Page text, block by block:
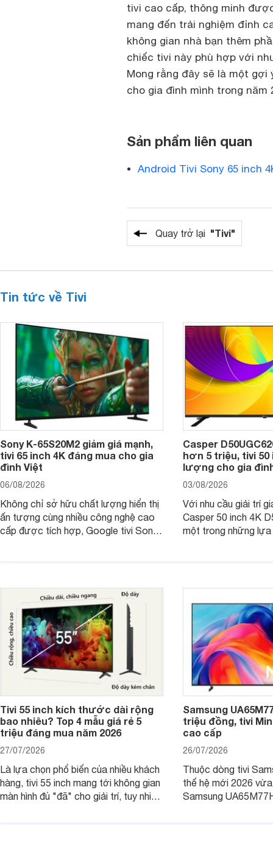
tivi cao cấp, thông minh
mang đến trải nghiệm đỉnh
không gian nhà bạn thêm
chiếc tivi này phù hợp với
Mong rằng đây sẽ là một
cho gia đình mình trong năm
Sản phẩm liên quan
Android Tivi Sony 65 inch
Quay trở lại "Tivi"
Tin tức về Tivi
Sony K-65S20M2 giảm giá mạnh,
tivi 65 inch 4K đáng mua cho gia
đình Việt
06/08/2026
Không chỉ sở hữu chất lượng hiển thị
ấn tượng cùng nhiều công nghệ cao
cấp được tích hợp, Google tivi Sony
Casper
hơn 5 triệu, tivi 50
lượng cho gia
03/08/2026
Với nhu cầu giải trí
Casper 50 inch 4K
một trong những lựa
Tivi 55 inch kích thước dài rộng
bao nhiêu? Top 4 mẫu giá rẻ 5
triệu đáng mua năm 2026
27/07/2026
Là lựa chọn phổ biến của nhiều khách
hàng, tivi 55 inch mang tới không gian
màn hình đủ "đã" cho giải trí, tuy nhiên
Samsung
triệu đồng, tivi
cao cấp
26/07/2026
Thuộc dòng tivi
thế hệ mới 2026
Samsung